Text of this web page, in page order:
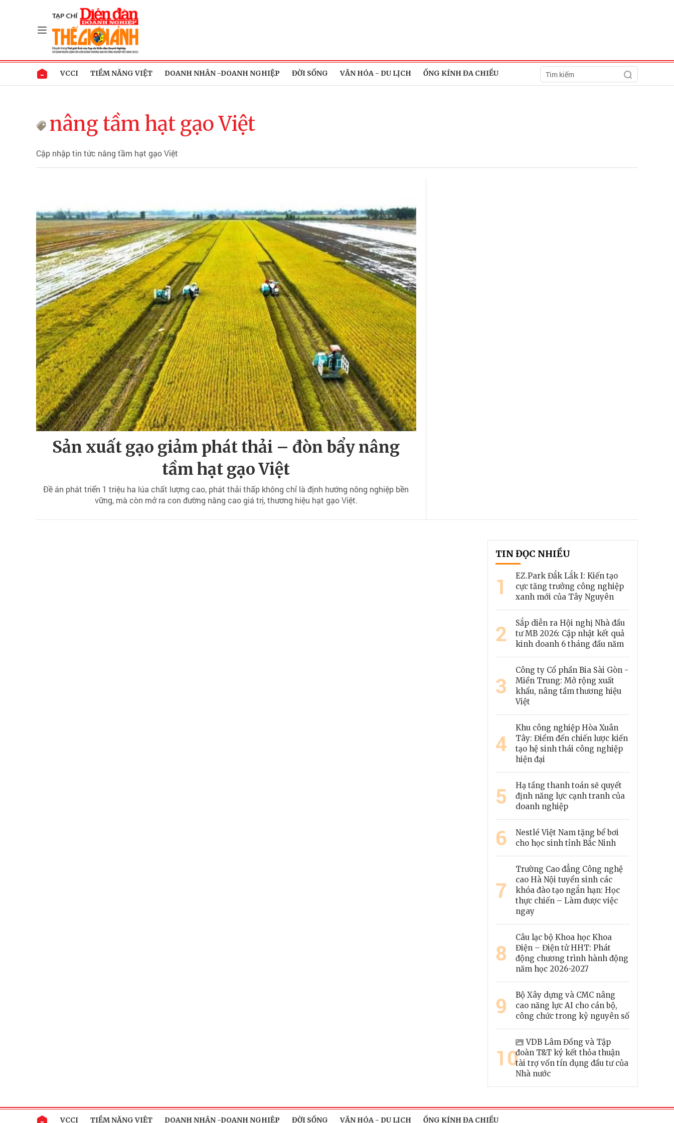
VCCI TIỀM NĂNG VIỆT DOANH NHÂN -DOANH NGHIỆP ĐỜI SỐNG VĂN HÓA - DU LỊCH ỐNG KÍNH ĐA CHIỀU
nâng tầm hạt gạo Việt
Cập nhập tin tức nâng tầm hạt gạo Việt
Sản xuất gạo giảm phát thải – đòn bẩy nâng
tầm hạt gạo Việt
Đề án phát triển 1 triệu ha lúa chất lượng cao, phát thải thấp không chỉ là định hướng nông nghiệp bền
vững, mà còn mở ra con đường nâng cao giá trị, thương hiệu hạt gạo Việt.
TIN ĐỌC NHIỀU
1
EZ.Park Đắk Lắk I: Kiến tạo
cực tăng trưởng công nghiệp
xanh mới của Tây Nguyên
2
Sắp diễn ra Hội nghị Nhà đầu
tư MB 2026: Cập nhật kết quả
kinh doanh 6 tháng đầu năm
3
Công ty Cổ phần Bia Sài Gòn -
Miền Trung: Mở rộng xuất
khẩu, nâng tầm thương hiệu
Việt
4
Khu công nghiệp Hòa Xuân
Tây: Điểm đến chiến lược kiến
tạo hệ sinh thái công nghiệp
hiện đại
5
Hạ tầng thanh toán sẽ quyết
định năng lực cạnh tranh của
doanh nghiệp
6
Nestlé Việt Nam tặng bể bơi
cho học sinh tỉnh Bắc Ninh
7
Trường Cao đẳng Công nghệ
cao Hà Nội tuyển sinh các
khóa đào tạo ngắn hạn: Học
thực chiến – Làm được việc
ngay
8
Câu lạc bộ Khoa học Khoa
Điện – Điện tử HHT: Phát
động chương trình hành động
năm học 2026-2027
9
Bộ Xây dựng và CMC nâng
cao năng lực AI cho cán bộ,
công chức trong kỷ nguyên số
10
VDB Lâm Đồng và Tập
đoàn T&T ký kết thỏa thuận
tài trợ vốn tín dụng đầu tư của
Nhà nước
VCCI TIỀM NĂNG VIỆT DOANH NHÂN -DOANH NGHIỆP ĐỜI SỐNG VĂN HÓA - DU LỊCH ỐNG KÍNH ĐA CHIỀU